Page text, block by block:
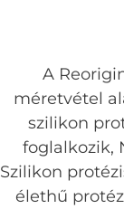
A
méretvétel
szilikon
foglalkozik,
Szilikon
élethű